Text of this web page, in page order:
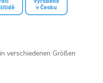
verschiedenen Größen